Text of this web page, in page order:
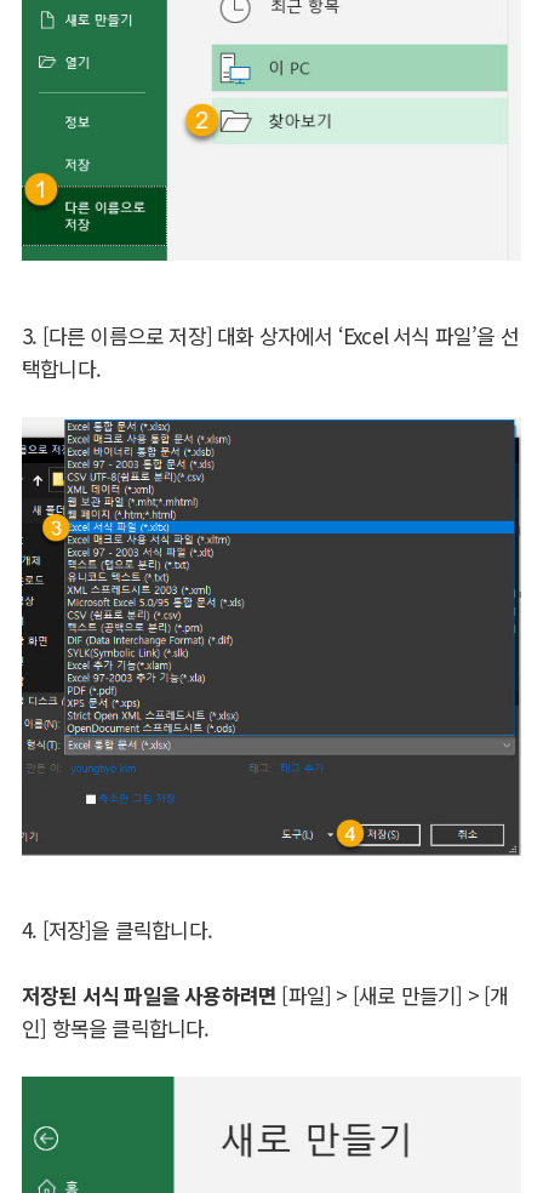
3. [다른 이름으로 저장] 대화 상자에서 ‘Excel 서식 파일’을 선
택합니다.
4. [저장]을 클릭합니다.
저장된 서식 파일을 사용하려면 [파일] > [새로 만들기] > [개
인] 항목을 클릭합니다.